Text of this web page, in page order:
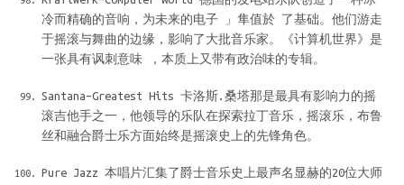
冷而精确的音响，为未来的电子 」隼值於 了基础。他们游走
于摇滚与舞曲的边缘，影响了大批音乐家。《计算机世界》是
一张具有讽刺意味 ，本质上又带有政治味的专辑。
Santana–Greatest Hits 卡洛斯.桑塔那是最具有影响力的摇
滚吉他手之一，他领导的乐队在探索拉丁音乐，摇滚乐，布鲁
丝和融合爵士乐方面始终是摇滚史上的先锋角色。
Pure Jazz 本唱片汇集了爵士音乐史上最声名显赫的20位大师